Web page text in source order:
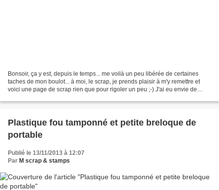
Bonsoir, ça y est, depuis le temps... me voilà un peu libérée de certaines
taches de mon boulot... à moi, le scrap, je prends plaisir à m'y remettre et
voici une page de scrap rien que pour rigoler un peu ;-) J'ai eu envie de
Plastique fou tamponné et petite breloque de
portable
Publié le 13/11/2013 à 12:07
Par M scrap & stamps